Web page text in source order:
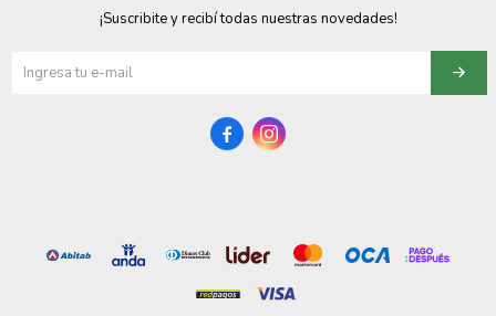
¡Suscribite y recibí todas nuestras novedades!
 